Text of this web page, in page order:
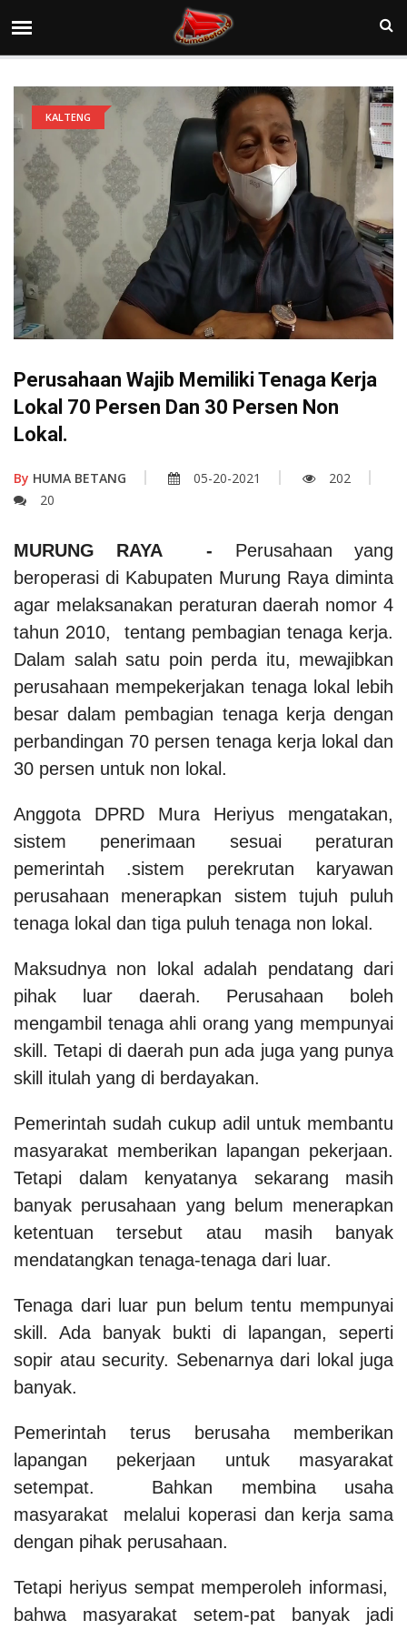
KALTENG
Perusahaan Wajib Memiliki Tenaga Kerja
Lokal 70 Persen Dan 30 Persen Non
Lokal.
By HUMA BETANG 05-20-2021
202
20
MURUNG RAYA - Perusahaan yang
beroperasi di Kabupaten Murung Raya diminta
agar melaksanakan peraturan daerah nomor 4
tahun 2010, tentang pembagian tenaga kerja.
Dalam salah satu poin perda itu, mewajibkan
perusahaan mempekerjakan tenaga lokal lebih
besar dalam pembagian tenaga kerja dengan
perbandingan 70 persen tenaga kerja lokal dan
30 persen untuk non lokal.
Anggota DPRD Mura Heriyus mengatakan,
sistem penerimaan sesuai peraturan
pemerintah .sistem perekrutan karyawan
perusahaan menerapkan sistem tujuh puluh
tenaga lokal dan tiga puluh tenaga non lokal.
Maksudnya non lokal adalah pendatang dari
pihak luar daerah. Perusahaan boleh
mengambil tenaga ahli orang yang mempunyai
skill. Tetapi di daerah pun ada juga yang punya
skill itulah yang di berdayakan.
Pemerintah sudah cukup adil untuk membantu
masyarakat memberikan lapangan pekerjaan.
Tetapi dalam kenyatanya sekarang masih
banyak perusahaan yang belum menerapkan
ketentuan tersebut atau masih banyak
mendatangkan tenaga-tenaga dari luar.
Tenaga dari luar pun belum tentu mempunyai
skill. Ada banyak bukti di lapangan, seperti
sopir atau security. Sebenarnya dari lokal juga
banyak.
Pemerintah terus berusaha memberikan
lapangan pekerjaan untuk masyarakat
setempat. Bahkan membina usaha
masyarakat melalui koperasi dan kerja sama
dengan pihak perusahaan.
Tetapi heriyus sempat memperoleh informasi,
bahwa masyarakat setem-pat banyak jadi